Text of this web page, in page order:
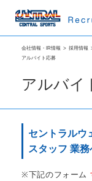
会社情報・IR情報 > 採用情報
アルバイト応募
アルバイ
セントラルウ
スタッフ 業
下記のフォーム